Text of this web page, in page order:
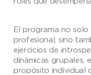
El programa no
profesional, sino
ejercicios de
dinámicas grupales,
propósito individual